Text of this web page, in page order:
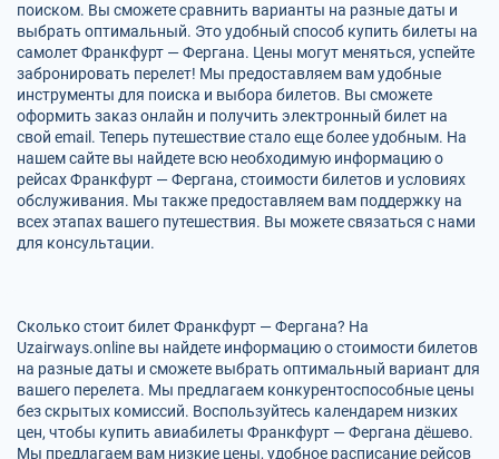
поиском. Вы сможете сравнить варианты на разные даты и
выбрать оптимальный. Это удобный способ купить билеты на
самолет Франкфурт — Фергана. Цены могут меняться, успейте
забронировать перелет! Мы предоставляем вам удобные
инструменты для поиска и выбора билетов. Вы сможете
оформить заказ онлайн и получить электронный билет на
свой email. Теперь путешествие стало еще более удобным. На
нашем сайте вы найдете всю необходимую информацию о
рейсах Франкфурт — Фергана, стоимости билетов и условиях
обслуживания. Мы также предоставляем вам поддержку на
всех этапах вашего путешествия. Вы можете связаться с нами
для консультации.
Сколько стоит билет Франкфурт — Фергана? На
Uzairways.online вы найдете информацию о стоимости билетов
на разные даты и сможете выбрать оптимальный вариант для
вашего перелета. Мы предлагаем конкурентоспособные цены
без скрытых комиссий. Воспользуйтесь календарем низких
цен, чтобы купить авиабилеты Франкфурт — Фергана дёшево.
Мы предлагаем вам низкие цены, удобное расписание рейсов